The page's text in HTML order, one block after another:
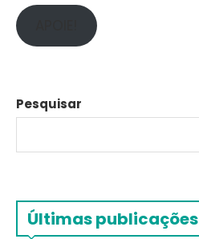
Pesquisar
Últimas publicações